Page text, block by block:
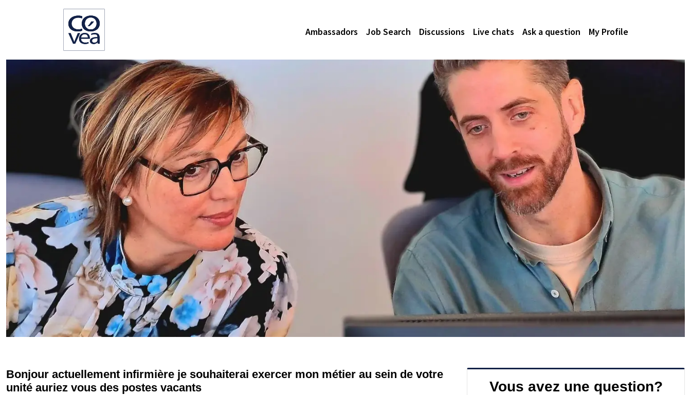
Ambassadors Job Search Discussions Live chats Ask a question My Profile
Bonjour actuellement infirmière je souhaiterai exercer mon métier au sein de votre
unité auriez vous des postes vacants
Vous avez une question?